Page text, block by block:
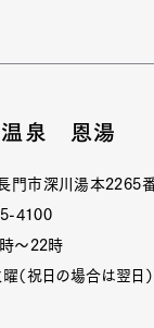
温泉 恩湯
門市深川湯本2265
4100
時～22時
（祝日の場合は翌日）